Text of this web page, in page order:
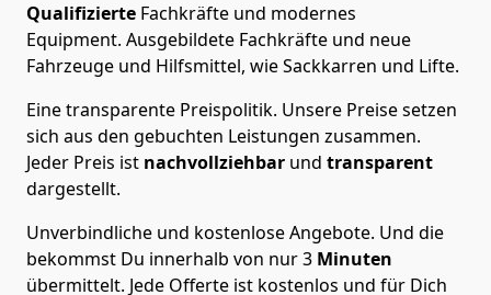
Qualifizierte Fachkräfte und modernes
Equipment. Ausgebildete Fachkräfte und neue
Fahrzeuge und Hilfsmittel, wie Sackkarren und Lifte.
Eine transparente Preispolitik. Unsere Preise setzen
sich aus den gebuchten Leistungen zusammen.
Jeder Preis ist nachvollziehbar und transparent
dargestellt.
Unverbindliche und kostenlose Angebote. Und die
bekommst Du innerhalb von nur3 Minuten
übermittelt. Jede Offerte ist kostenlos und für Dich